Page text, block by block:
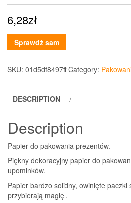
6,28zł
Sprawdź sam
SKU: 01d5df8497ff Category:
DESCRIPTION
Description
Papier do pakowania prezentów.
Piękny dekoracyjny papier do
upominków.
Papier bardzo solidny, owinięte paczki
przybierają magię .